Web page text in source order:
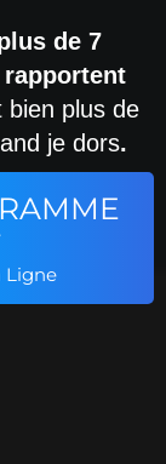
de 7
bien plus de
je dors.
Ligne